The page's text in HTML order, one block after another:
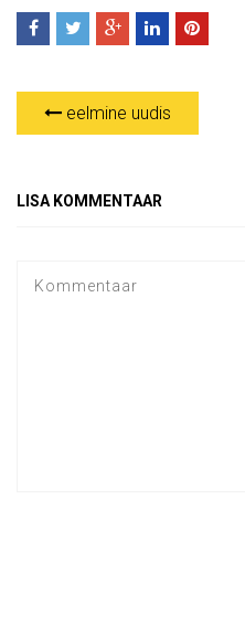
eelmine uudis
LISA KOMMENTAAR